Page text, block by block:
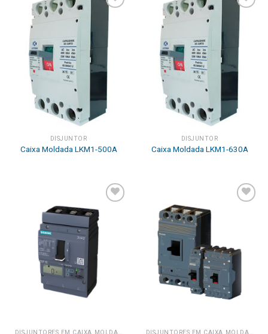
Add to
wishlist
DISJUNTOR
Caixa Moldada LKM1-500A
Add to
wishlist
DISJUNTOR
Caixa Moldada LKM1-630A
wishlist